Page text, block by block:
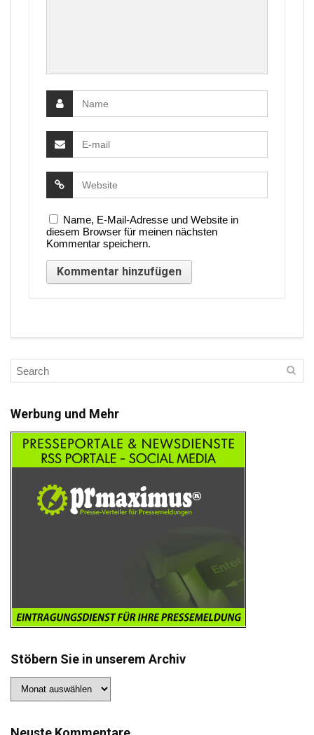
Name, E-Mail-Adresse und Website in
diesem Browser für meinen nächsten
Kommentar speichern.
Werbung und Mehr
Stöbern Sie in unserem Archiv
Sie
Archiv